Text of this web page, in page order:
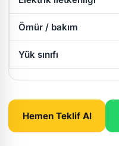
Ömür / bakım
Yük sınıfı
Hemen Teklif Al